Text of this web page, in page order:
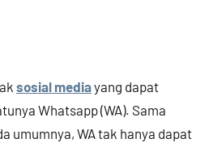
sosial mediayang dapat
Whatsapp (WA). Sama
umumnya, WA tak hanya dapat